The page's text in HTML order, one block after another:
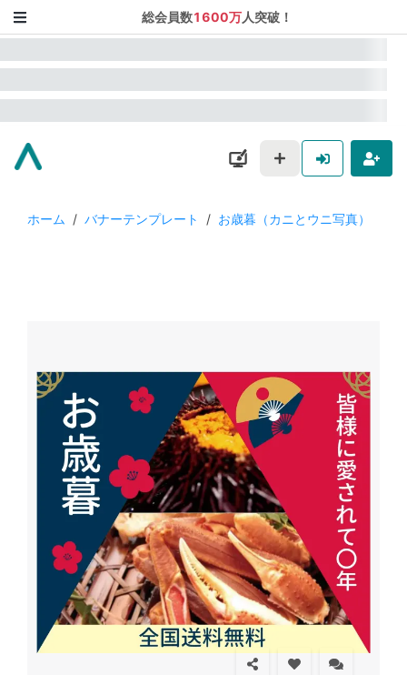
総会員数1600万人突破！
ホーム / バナーテンプレート / お歳暮（カニとウニ写真）